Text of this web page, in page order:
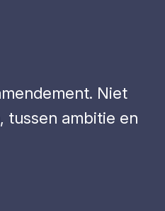
Niet
tussen ambitie en